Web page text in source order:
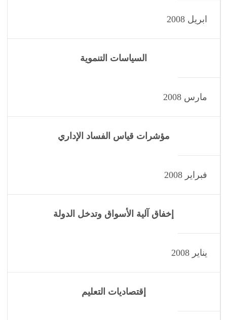
ابريل 2008
السياسات التنموية
مارس 2008
مؤشرات قياس الفساد الإداري
فبراير 2008
إخفاق آلية الأسواق وتدخل الدولة
يناير 2008
إقتصاديات التعليم